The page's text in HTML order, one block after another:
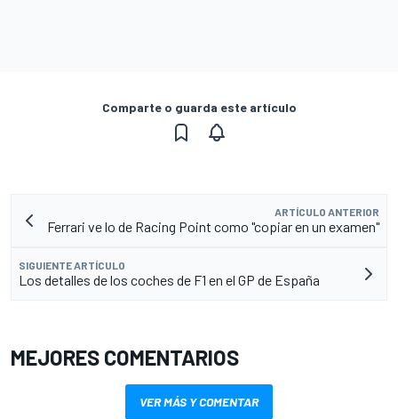
Comparte o guarda este artículo
ARTÍCULO ANTERIOR
Ferrari ve lo de Racing Point como "copiar en un examen"
SIGUIENTE ARTÍCULO
Los detalles de los coches de F1 en el GP de España
MEJORES COMENTARIOS
VER MÁS Y COMENTAR